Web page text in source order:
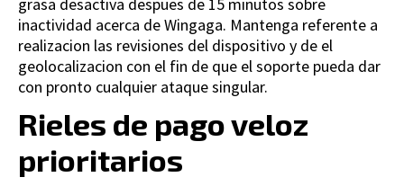
inactividad acerca de Wingaga. Mantenga referente a
realizacion las revisiones del dispositivo y de el
geolocalizacion con el fin de que el soporte pueda dar
con pronto cualquier ataque singular.
Rieles de pago veloz
prioritarios